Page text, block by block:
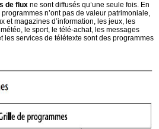
de flux ne sont diffusés qu’une seule fois. En
n’ont pas de valeur patrimoniale,
et magazines d’information, les jeux, les
le sport, le télé-achat, les messages
les services de télétexte sont des programmes